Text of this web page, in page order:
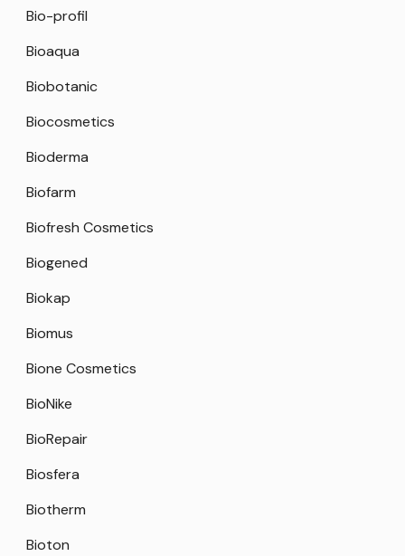
Bio-profil
Bioaqua
Biobotanic
Biocosmetics
Bioderma
Biofarm
Biofresh Cosmetics
Biogened
Biokap
Biomus
Bione Cosmetics
BioNike
BioRepair
Biosfera
Biotherm
Bioton